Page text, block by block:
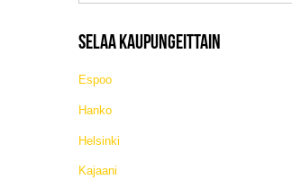
SELAA KAUPUNGEITTAIN
Espoo
Hanko
Helsinki
Kajaani